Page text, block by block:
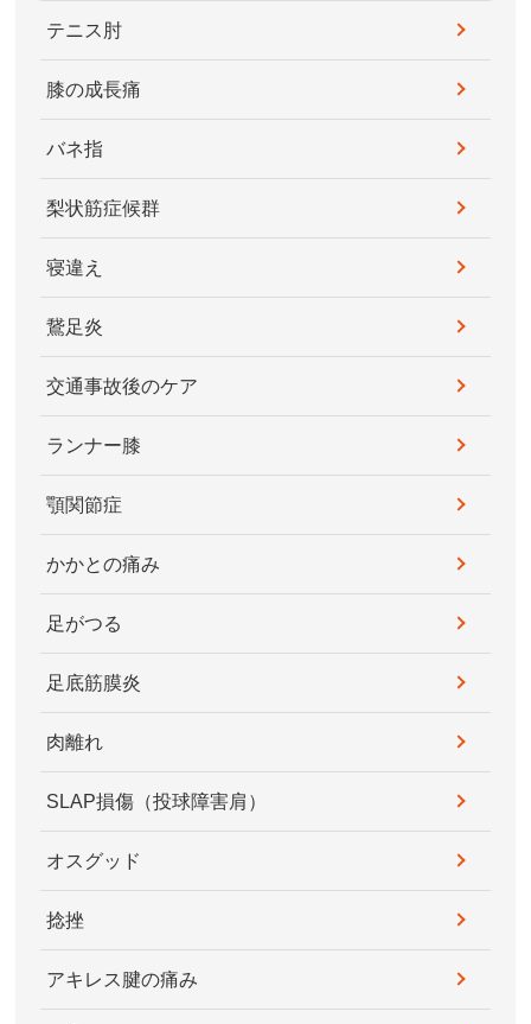
テニス肘
膝の成長痛
バネ指
梨状筋症候群
寝違え
鵞足炎
交通事故後のケア
ランナー膝
顎関節症
かかとの痛み
足がつる
足底筋膜炎
肉離れ
SLAP損傷（投球障害肩）
オスグッド
捻挫
アキレス腱の痛み